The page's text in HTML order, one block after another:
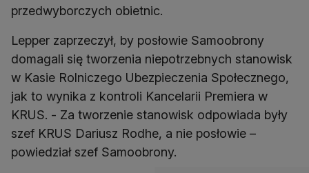
przedwyborczych obietnic.
Lepper zaprzeczył, by posłowie Samoobrony
domagali się tworzenia niepotrzebnych stanowisk
w Kasie Rolniczego Ubezpieczenia Społecznego,
jak to wynika z kontroli Kancelarii Premiera w
KRUS. - Za tworzenie stanowisk odpowiada były
szef KRUS Dariusz Rodhe, a nie posłowie –
powiedział szef Samoobrony.